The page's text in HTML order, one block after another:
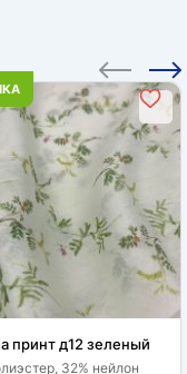
принт д12 зеленый
32% нейлон